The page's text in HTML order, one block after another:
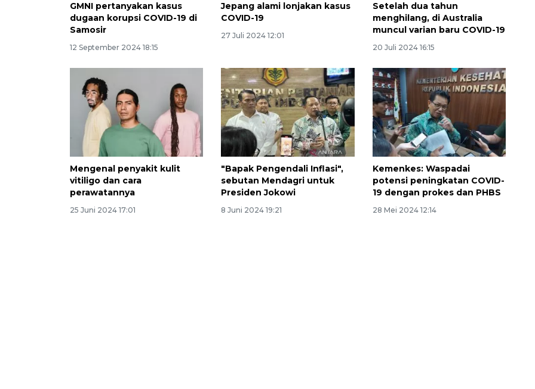
GMNI pertanyakan kasus
dugaan korupsi COVID-19 di
Samosir
12 September 2024 18:15
Jepang alami lonjakan kasus
COVID-19
27 Juli 2024 12:01
Setelah dua tahun
menghilang, di Australia
muncul varian baru COVID-19
20 Juli 2024 16:15
Mengenal penyakit kulit
vitiligo dan cara
perawatannya
25 Juni 2024 17:01
"Bapak Pengendali Inflasi",
sebutan Mendagri untuk
Presiden Jokowi
8 Juni 2024 19:21
Kemenkes: Waspadai
potensi peningkatan COVID-
19 dengan prokes dan PHBS
28 Mei 2024 12:14